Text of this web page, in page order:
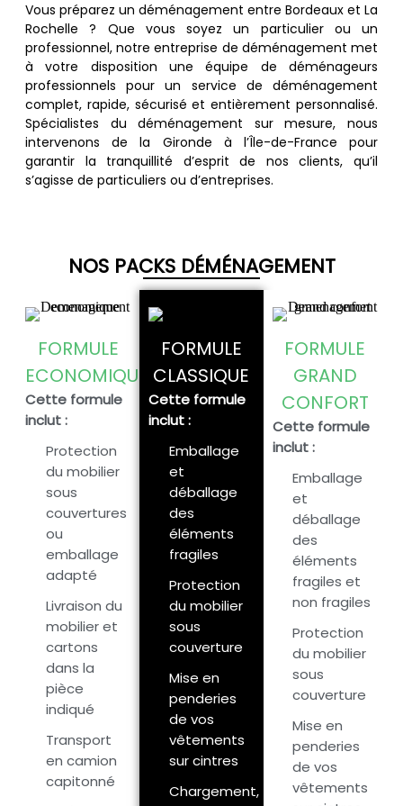
Vous préparez un déménagement entre Bordeaux et La
Rochelle ? Que vous soyez un particulier ou un
professionnel, notre entreprise de déménagement met
à votre disposition une équipe de déménageurs
professionnels pour un service de déménagement
complet, rapide, sécurisé et entièrement personnalisé.
Spécialistes du déménagement sur mesure, nous
intervenons de la Gironde à l’Île-de-France pour
garantir la tranquillité d’esprit de nos clients, qu’il
s’agisse de particuliers ou d’entreprises.
NOS PACKS DÉMÉNAGEMENT
FORMULE
ECONOMIQUE
Cette formule
inclut :
Protection
du mobilier
sous
couvertures
ou
emballage
adapté
Livraison du
mobilier et
cartons
dans la
pièce
indiqué
Transport
en camion
capitonné
FORMULE
CLASSIQUE
Cette formule
inclut :
Emballage
et
déballage
des
éléments
fragiles
Protection
du mobilier
sous
couverture
Mise en
penderies
de vos
vêtements
sur cintres
Chargement,
FORMULE
GRAND
CONFORT
Cette formule
inclut :
Emballage
et
déballage
des
éléments
fragiles et
non fragiles
Protection
du mobilier
sous
couverture
Mise en
penderies
de vos
vêtements